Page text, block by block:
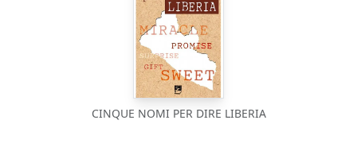
CINQUE NOMI PER DIRE LIBERIA